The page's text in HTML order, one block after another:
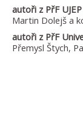
autoři z PřF
Martin Dolejš a
autoři z PřF
Přemysl Štych,